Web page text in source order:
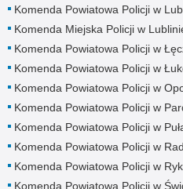
Komenda Powiatowa Policji w
Komenda Miejska Policji w
Komenda Powiatowa Policji w
Komenda Powiatowa Policji w
Komenda Powiatowa Policji w
Komenda Powiatowa Policji w
Komenda Powiatowa Policji w
Komenda Powiatowa Policji w
Komenda Powiatowa Policji w
Komenda Powiatowa Policji w